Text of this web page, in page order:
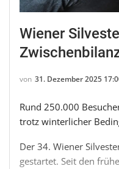
Wiener
von 31. Dezember 2025
Rund 250.000
trotz winterlicher
Der 34. Wiener
gestartet. Seit den